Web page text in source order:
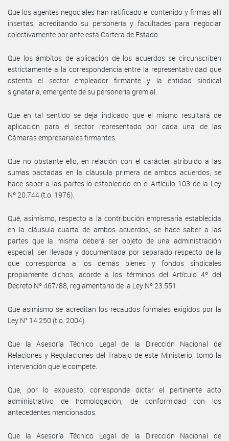
Que los agentes negociales han ratificado el contenido y firmas allí
insertas, acreditando su personería y facultades para negociar
colectivamente por ante esta Cartera de Estado.
Que los ámbitos de aplicación de los acuerdos se circunscriben
estrictamente a la correspondencia entre la representatividad que
ostenta el sector empleador firmante y la entidad sindical
signataria, emergente de su personería gremial.
Que en tal sentido se deja indicado que el mismo resultará de
aplicación para el sector representado por cada una de las
Cámaras empresariales firmantes.
Que no obstante ello, en relación con el carácter atribuido a las
sumas pactadas en la cláusula primera de ambos acuerdos, se
hace saber a las partes lo establecido en el Artículo 103 de la Ley
Nº 20.744 (t.o. 1976).
Qué, asimismo, respecto a la contribución empresaria establecida
en la cláusula cuarta de ambos acuerdos, se hace saber a las
partes que la misma deberá ser objeto de una administración
especial, ser llevada y documentada por separado respecto de la
que corresponda a los demás bienes y fondos sindicales
propiamente dichos, acorde a los términos del Artículo 4º del
Decreto Nº 467/88, reglamentario de la Ley Nº 23.551.
Que asimismo se acreditan los recaudos formales exigidos por la
Ley N° 14.250 (t.o. 2004).
Que la Asesoría Técnico Legal de la Dirección Nacional de
Relaciones y Regulaciones del Trabajo de este Ministerio, tomó la
intervención que le compete.
Que, por lo expuesto, corresponde dictar el pertinente acto
administrativo de homologación, de conformidad con los
antecedentes mencionados.
Que la Asesoría Técnico Legal de la Dirección Nacional de